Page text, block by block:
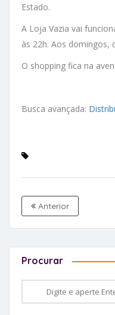
Estado.
A Loja Vazia vai
às 22h. Aos domingos,
O shopping fica na
Busca avançada:
Anterior
Procurar